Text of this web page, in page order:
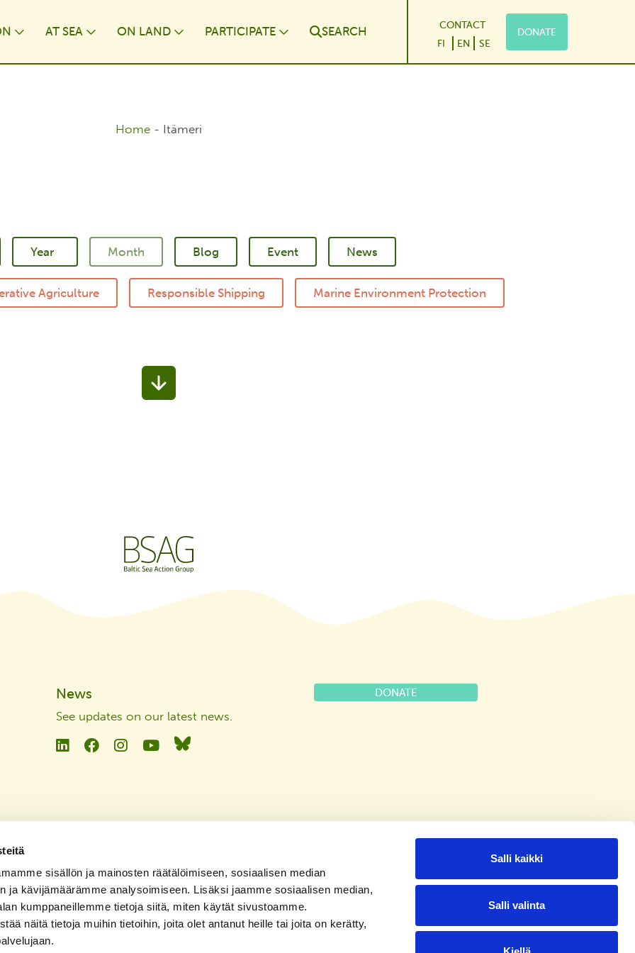
sisällön ja mainosten räätälöimiseen, sosiaalisen median
ja kävijämäärämme analysoimiseen. Lisäksi jaamme sosiaalisen median,
kumppaneillemme tietoja siitä, miten käytät sivustoamme.
näitä tietoja muihin tietoihin, joita olet antanut heille tai joita on kerätty,
Salli kaikki
Salli valinta
AT⁠ SEA ON LAND PARTICIPATE
Toggle Dropdown
SEARCH
FI EN SE
CONTACT
DONATE
Home - Itämeri
Blog Event News
Agriculture Responsible Shipping Marine Environment Protection
News
See updates on our latest news
LinkedinFacebookInstagramYouTubeBluesky
DONATE